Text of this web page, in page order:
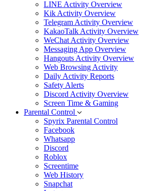
LINE Activity Overview
Kik Activity Overview
Telegram Activity Overview
KakaoTalk Activity Overview
WeChat Activity Overview
Messaging App Overview
Hangouts Activity Overview
Web Browsing Activity
Daily Activity Reports
Safety Alerts
Discord Activity Overview
Screen Time & Gaming
Parental Control
Spyrix Parental Control
Facebook
Whatsapp
Discord
Roblox
Screentime
Web History
Snapchat